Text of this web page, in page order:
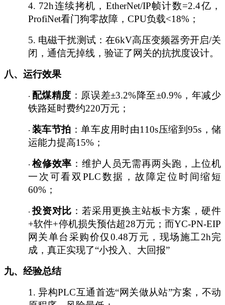
4. 72h连续拷机，EtherNet/IP帧计数=2.4亿，
ProfiNet看门狗零故障，CPU负载<18%；
5. 电磁干扰测试：在6kV高压变频器旁开启/关
闭，通信无掉线，验证了网关的抗扰度设计。
八、运行效果
· 配煤精度 ：原误差±3.2%降至±0.9%，年减少
铁路延时费约220万元；
· 装车节拍 ：单车皮用时由110s压缩到95s，储
运能力提高15%；
· 检修效率 ：维护人员无需再两头跑，上位机
一次可看双 PLC数据，故障定位时间缩短
60%；
·投资对比 ：若采用更换主站板卡方案，硬件
+软件+停机损失预估超28万元；而YC-PN-EIP
网关单台采购价仅0.48万元，现场施工2h完
成，真正实现了“小投入、大回报”
九、经验总结
1.异构PLC互通首选“网关做从站”方案，不动